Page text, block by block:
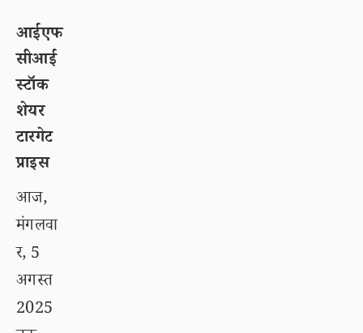
आईएफ
सीआई
स्टॉक
शेयर
टारगेट
प्राइस
आज,
मंगलवा
र, 5
अगस्त
2025